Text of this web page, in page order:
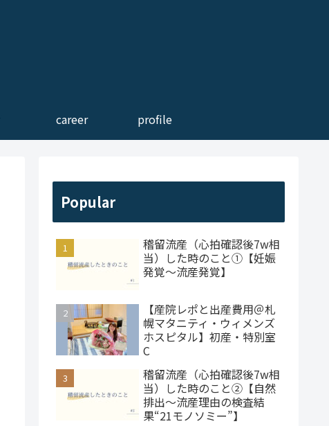
career profile
Popular
稽留流産（心拍確認後7w相
当）した時のこと①【妊娠
発覚～流産発覚】
【産院レポと出産費用＠札
幌マタニティ・ウィメンズ
ホスピタル】初産・特別室
C
稽留流産（心拍確認後7w相
当）した時のこと②【自然
排出～流産理由の検査結
果“21モノソミー”】